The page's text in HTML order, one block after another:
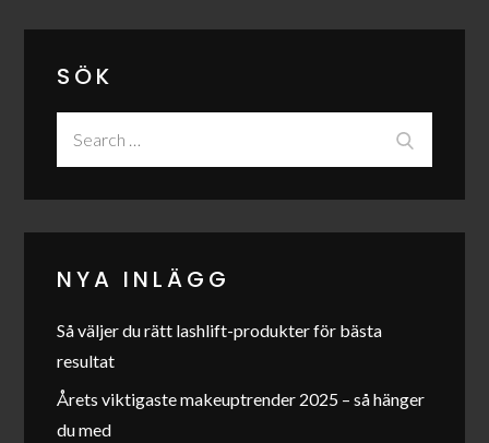
SÖK
NYA INLÄGG
Så väljer du rätt lashlift-produkter för bästa
resultat
Årets viktigaste makeuptrender 2025 – så hänger
du med